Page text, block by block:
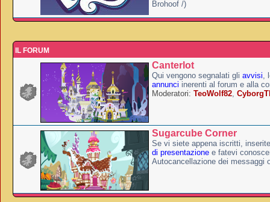
Brohoof /)
IL FORUM
Canterlot
Qui vengono segnalati gli avvisi,
annunci inerenti al forum e alla
Moderatori: TeoWolf82,
Sugarcube Corner
Se vi siete appena iscritti,
di presentazione e fatevi
Autocancellazione dei messaggi